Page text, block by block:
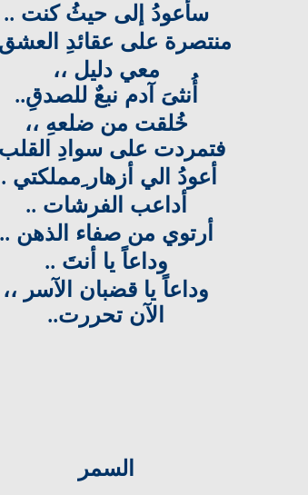
سأعودُ إلى حيثُ كنت ..
منتصرة على عقائدِ
معي دليل ،،
أُنثىَ آدم نبعٌ للصدقِ..
خُلقت من ضلعهِ ،،
فتمردت على سوادِ
أعودُ الي أزهار ِمملكتي
أداعب الفرشات ..
أرتوي من صفاء الذهن
وداعاً يا أنتَ ..
وداعاً يا قضبان الآسر ،،
الآن تحررت..
السمر